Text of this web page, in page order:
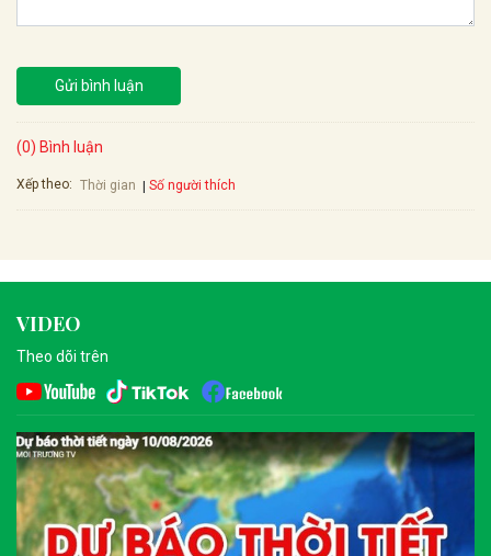
Gửi bình luận
(0) Bình luận
Xếp theo: Thời gian Số người thích
VIDEO
Theo dõi trên